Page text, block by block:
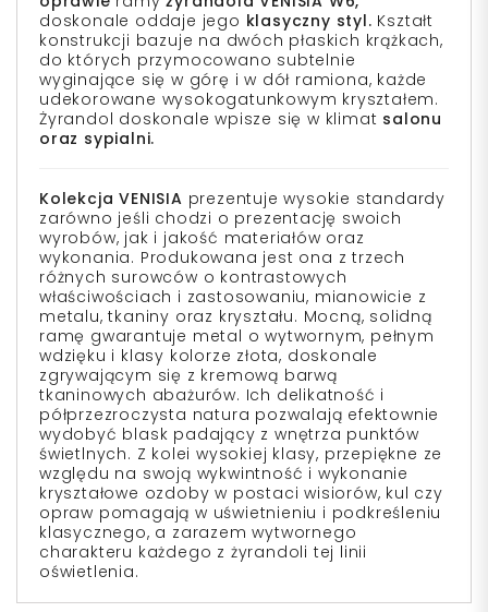
doskonale oddaje jego klasyczny styl. Kształt
konstrukcji bazuje na dwóch płaskich krążkach,
do których przymocowano subtelnie
wyginające się w górę i w dół ramiona, każde
udekorowane wysokogatunkowym kryształem.
Żyrandol doskonale wpisze się w klimat salonu
oraz sypialni.
Kolekcja VENISIA prezentuje wysokie standardy
zarówno jeśli chodzi o prezentację swoich
wyrobów, jak i jakość materiałów oraz
wykonania. Produkowana jest ona z trzech
różnych surowców o kontrastowych
właściwościach i zastosowaniu, mianowicie z
metalu, tkaniny oraz kryształu. Mocną, solidną
ramę gwarantuje metal o wytwornym, pełnym
wdzięku i klasy kolorze złota, doskonale
zgrywającym się z kremową barwą
tkaninowych abażurów. Ich delikatność i
półprzezroczysta natura pozwalają efektownie
wydobyć blask padający z wnętrza punktów
świetlnych. Z kolei wysokiej klasy, przepiękne ze
względu na swoją wykwintność i wykonanie
kryształowe ozdoby w postaci wisiorów, kul czy
opraw pomagają w uświetnieniu i podkreśleniu
klasycznego, a zarazem wytwornego
charakteru każdego z żyrandoli tej linii
oświetlenia.